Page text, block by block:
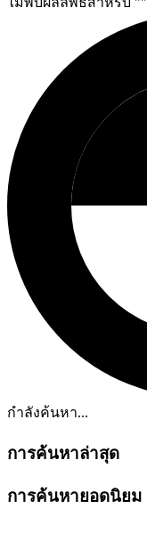
กำลังค้นหา...
การค้นหาล่าสุด
การค้นหายอดนิยม